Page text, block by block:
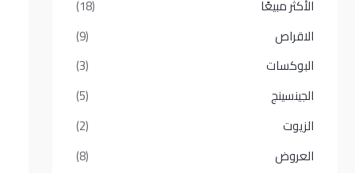
الأكثر مبيعًا​
(18)
الاقراص
(9)
البوكسات
(3)
الجينسينج
(5)
الزيوت
(2)
العروض
(8)